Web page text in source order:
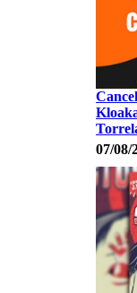
07/08/